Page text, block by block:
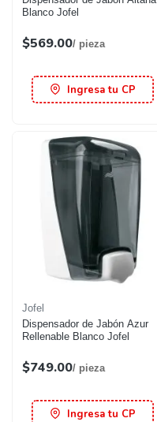
Blanco Jofel
$569.00/ pieza
Ingresa tu CP
Jofel
Dispensador de Jabón Azur
Rellenable Blanco Jofel
$749.00/ pieza
Ingresa tu CP